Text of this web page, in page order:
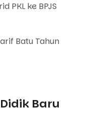
PKL ke BPJS
Batu Tahun
Baru